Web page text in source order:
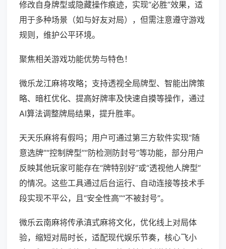
修改自身牌型或隐藏操作痕迹，实现“必胜”效果，适
用于多种场景（如与好友对局），但需注意遵守游戏
规则，维护公平环境。
聚焦相关游戏功能优势与特色！
微乐龙江麻将攻略；支持透视全局牌型、智能出牌策
略、暗杠优化、提高好牌率及快速自摸等操作，通过
AI算法调整牌局结果，提升胜率。
天天乐麻将有假吗；用户可通过第三方软件实现“随
意选牌”“控制牌型”“防检测防封号”等功能，部分用户
反映其他玩家可能存在“牌特别好”或“透视他人牌型”
的情况。这些工具通过后台运行、自动连接等技术手
段实现不平公，且“安全性高”“不被封号”。
微乐云南麻将传承滇式麻将文化，优化线上对局体
验，缩短对局时长，适配现代娱乐节奏，核心飞小